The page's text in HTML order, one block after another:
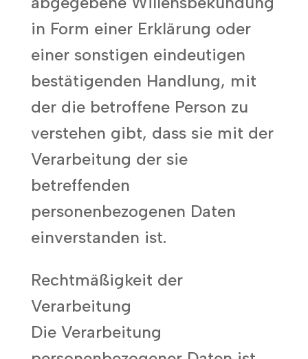
in Form einer Erklärung oder
einer sonstigen eindeutigen
bestätigenden Handlung, mit
der die betroffene Person zu
verstehen gibt, dass sie mit der
Verarbeitung der sie
betreffenden
personenbezogenen Daten
einverstanden ist.
Rechtmäßigkeit der
Verarbeitung
Die Verarbeitung